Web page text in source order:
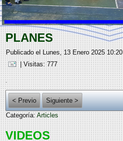
PLANES
Publicado el Lunes, 13 Enero 2025 10:20
| Visitas: 777
.
< Previo
Siguiente >
Categoría:Articles
VIDEOS